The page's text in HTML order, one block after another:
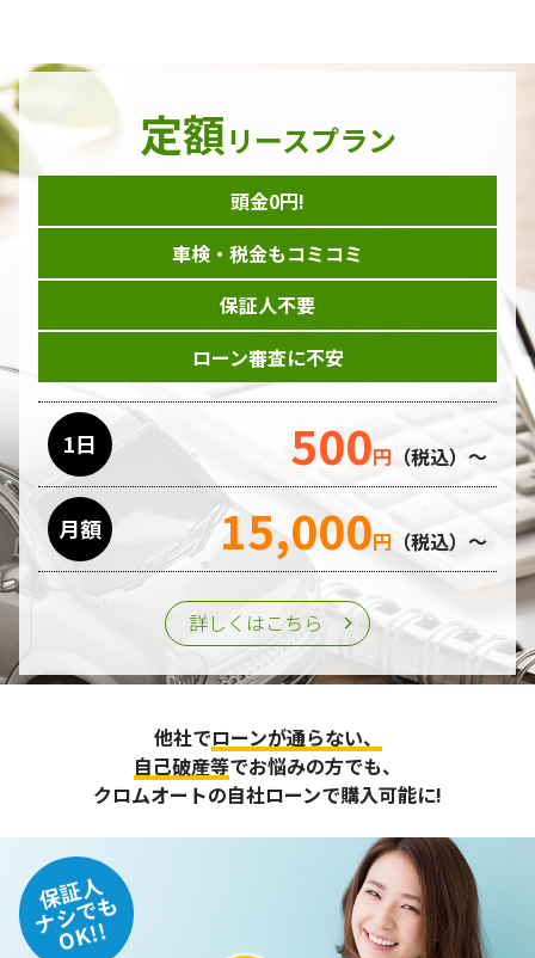
定額リースプラン
頭金0円!
車検・税金もコミコミ
保証人不要
ローン審査に不安
1日 500円 （税込）～
月額 15,000円 （税込）～
詳しくはこちら
他社でローンが通らない、
自己破産等でお悩みの方でも、
クロムオートの自社ローンで購入可能に!
保証人
ナシでも
OK!!